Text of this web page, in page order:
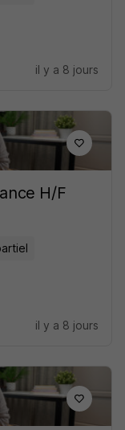
il y a 8 jours
H/F
il y a 8 jours